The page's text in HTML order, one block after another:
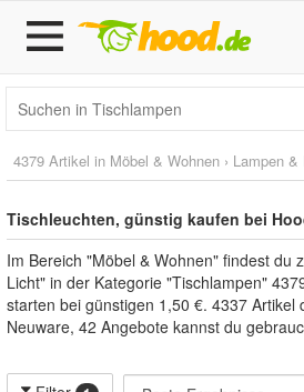
4379 Artikel in Möbel & Wohnen › Lampen &
Tischleuchten, günstig kaufen bei
Im Bereich "Möbel & Wohnen" findest du
Licht" in der Kategorie "Tischlampen"
starten bei günstigen 1,50 €. 4337 Artikel
Neuware, 42 Angebote kannst du